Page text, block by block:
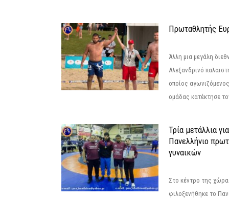
Πρωταθλητής
Άλλη μια μεγάλη
Αλεξανδρινό
οποίος
ομάδας κατέκτησε
Τρία μετάλλια
Πανελλήνιο
γυναικών
Στο κέντρο της
φιλοξενήθηκε το